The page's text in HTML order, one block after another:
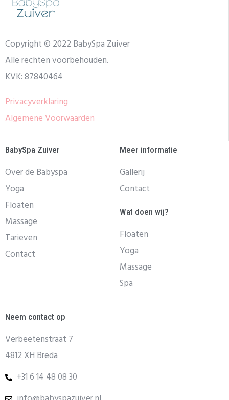
Copyright © 2022 BabySpa Zuiver
Alle rechten voorbehouden.
KVK: 87840464
Privacyverklaring
Algemene Voorwaarden
BabySpa Zuiver
Over de Babyspa
Yoga
Floaten
Massage
Tarieven
Contact
Meer informatie
Gallerij
Contact
Wat doen wij?
Floaten
Yoga
Massage
Spa
Neem contact op
Verbeetenstraat 7
4812 XH Breda
+31 6 14 48 08 30